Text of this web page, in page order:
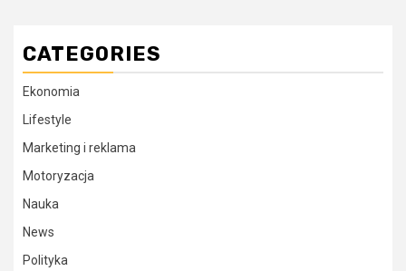
CATEGORIES
Ekonomia
Lifestyle
Marketing i reklama
Motoryzacja
Nauka
News
Polityka